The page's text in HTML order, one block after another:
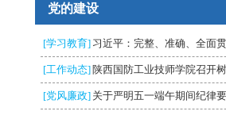
党的建设
[学习教育] 习近平：完整、准确、全面
[工作动态] 陕西国防工业技师学院召开
[党风廉政] 关于严明五一端午期间纪律